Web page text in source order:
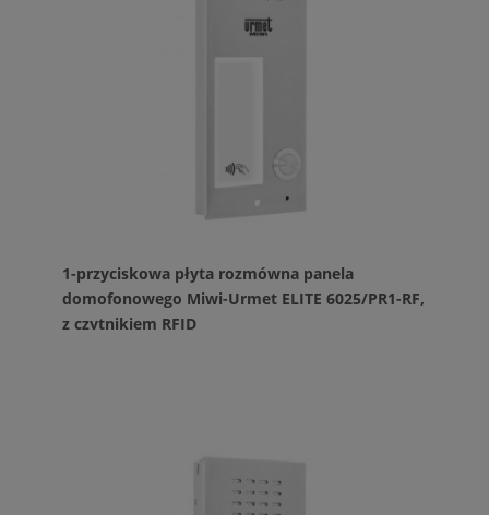
1-przyciskowa płyta rozmówna panela
domofonowego Miwi-Urmet ELITE 6025/PR1-RF,
z czytnikiem RFID